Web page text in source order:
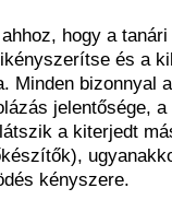
hogy a tanári
és a
Minden bizonnyal
jelentősége,
a kiterjedt
kényszere.